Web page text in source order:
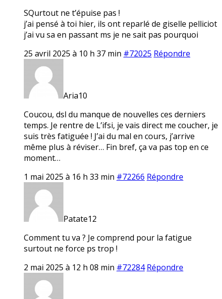
SQurtout ne t’épuise pas !
j’ai pensé à toi hier, ils ont reparlé de giselle pelliciot
j’ai vu sa en passant ms je ne sait pas pourquoi
25 avril 2025 à 10 h 37 min #72025 Répondre
Aria10
Coucou, dsl du manque de nouvelles ces derniers
temps. Je rentre de L’ifsi, je vais direct me coucher, je
suis très fatiguée ! J’ai du mal en cours, j’arrive
même plus à réviser… Fin bref, ça va pas top en ce
moment…
1 mai 2025 à 16 h 33 min #72266 Répondre
Patate12
Comment tu va ? Je comprend pour la fatigue
surtout ne force ps trop !
2 mai 2025 à 12 h 08 min #72284 Répondre